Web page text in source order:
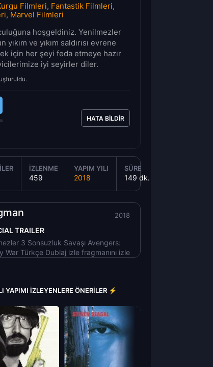
Filmleri, Fantastik Filmleri,
, Marvel Filmleri
hoşgeldiniz. Yenilmezler
ve yıkım saldırısı evrene
için her şeyi feda etmeye hazır
iyi seyirler diler.
HATA BILDIR
İZLENME
459
YAPIM YILI
2018
SÜRE
149 dk.
TRAILER
3 Sonsuzluk Savaşı Avengers:
War Türkçe Dublaj izle fragmanını izle
2018
YAPIMI İZLEYENLERE ÖNERILER ⚡